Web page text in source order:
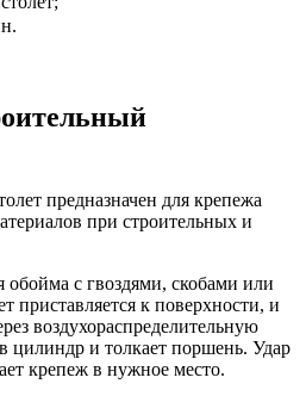
предназначен для крепежа
при строительных и
обойма с гвоздями, скобами или
приставляется к поверхности, и
воздухораспределительную
цилиндр и толкает поршень. Удар
крепеж в нужное место.